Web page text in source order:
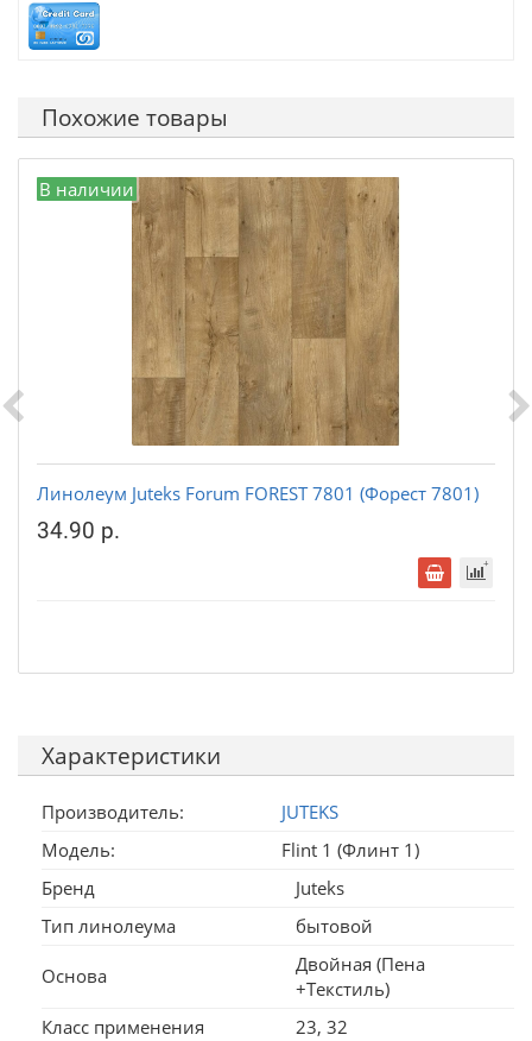
Похожие товары
В наличии
Линолеум Juteks Forum FOREST 7801 (Форест 7801)
34.90 р.
Характеристики
Производитель:
JUTEKS
Модель:
Flint 1 (Флинт 1)
Бренд
Juteks
Тип линолеума
бытовой
Основа
Двойная (Пена
+Текстиль)
Класс применения
23, 32